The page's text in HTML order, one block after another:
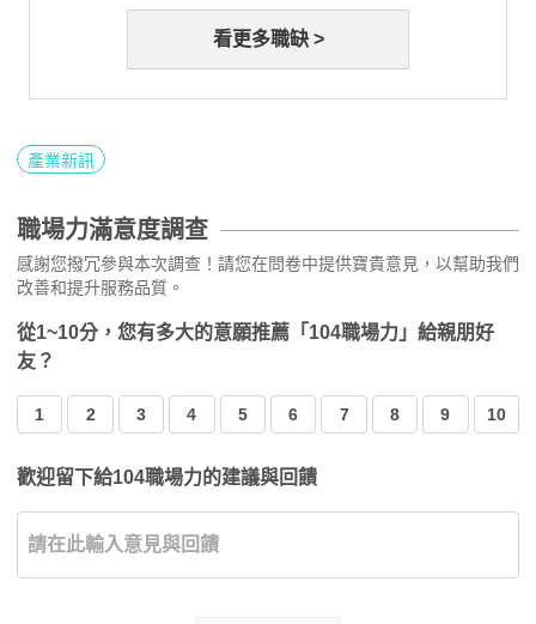
看更多職缺 >
產業新訊
職場力滿意度調查
感謝您撥冗參與本次調查！請您在問卷中提供寶貴意見，以幫助我們
改善和提升服務品質。
從1~10分，您有多大的意願推薦「104職場力」給親朋好
友？
1 2 3 4 5 6 7 8 9 10
歡迎留下給104職場力的建議與回饋